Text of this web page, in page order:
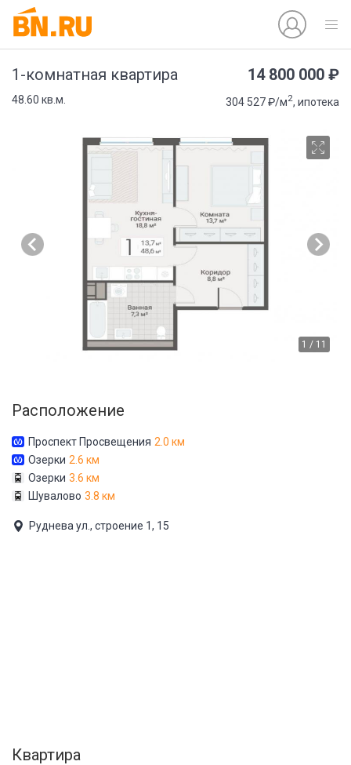
1-комнатная квартира 14 800 000 ₽
48.60 кв.м. 304 527 ₽/м2, ипотека
1 / 11
Расположение
Проспект Просвещения 2.0 км
Озерки 2.6 км
Озерки 3.6 км
Шувалово 3.8 км
Руднева ул., строение 1, 15
Квартира